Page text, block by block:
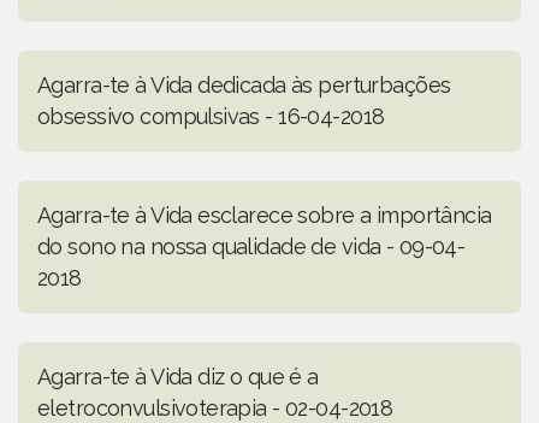
Agarra-te à Vida dedicada às perturbações
obsessivo compulsivas - 16-04-2018
Agarra-te à Vida esclarece sobre a importância
do sono na nossa qualidade de vida - 09-04-
2018
Agarra-te à Vida diz o que é a
eletroconvulsivoterapia - 02-04-2018